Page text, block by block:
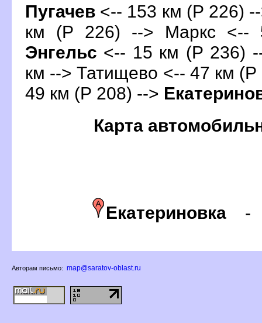
Пугаче <-- 153 км (Р 226)
км (Р 226) --> Маркс <--
Энгельс <-- 15 км (Р 236)
км --> Татищево <-- 47 км (Р
49 км (Р 208) -->
Карта
Екатериновка
Авторам письмо: map@saratov-oblast.ru